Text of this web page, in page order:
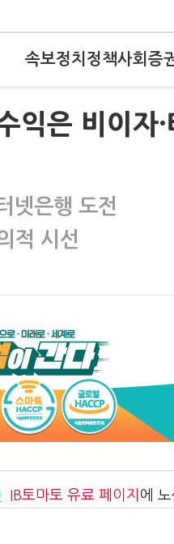
속보정치 정책사회 증
익은 비이자
넷은행 도전
적 시선
IB토마토 유료 페이지 에